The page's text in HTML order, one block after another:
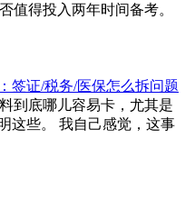
值得投入两年时间备考。
签证/税务/医保怎么拆问题
到底哪儿容易卡，尤其是
这些。 我自己感觉，这事